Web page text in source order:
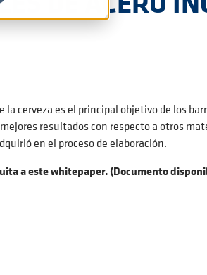
la cerveza es el principal objetivo de los
resultados con respecto a otros
en el proceso de elaboración.
a este whitepaper. (Documento